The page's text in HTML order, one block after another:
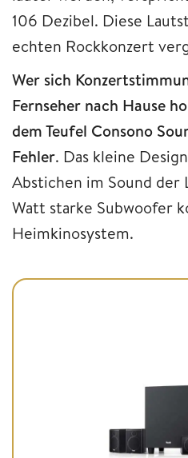
106 Dezibel. Diese
echten Rockkonzert
Wer sich
Fernseher nach Hause
dem Teufel Consono
Fehler. Das kleine
Abstichen im Sound der
Watt starke Subwoofer
Heimkinosystem.